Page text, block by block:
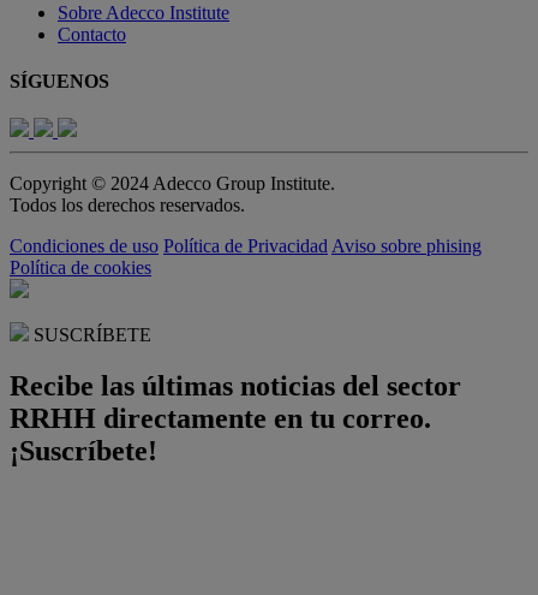
Sobre Adecco Institute
Contacto
SÍGUENOS
Copyright © 2024 Adecco Group Institute.
Todos los derechos reservados.
Condiciones de uso Política de Privacidad Aviso sobre phising
Política de cookies
SUSCRÍBETE
Recibe las últimas noticias del sector
RRHH directamente en tu correo.
¡Suscríbete!